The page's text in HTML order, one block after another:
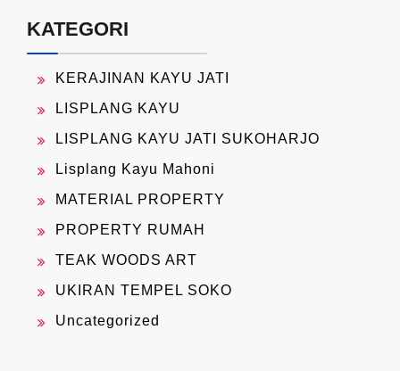
KATEGORI
KERAJINAN KAYU JATI
LISPLANG KAYU
LISPLANG KAYU JATI SUKOHARJO
Lisplang Kayu Mahoni
MATERIAL PROPERTY
PROPERTY RUMAH
TEAK WOODS ART
UKIRAN TEMPEL SOKO
Uncategorized